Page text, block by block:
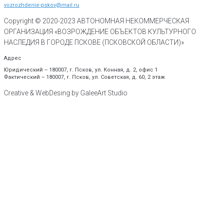
vozrozhdenie-pskov@mail.ru
Copyright © 2020-2023 АВТОНОМНАЯ НЕКОММЕРЧЕСКАЯ
ОРГАНИЗАЦИЯ «ВОЗРОЖДЕНИЕ ОБЪЕКТОВ КУЛЬТУРНОГО
НАСЛЕДИЯ В ГОРОДЕ ПСКОВЕ (ПСКОВСКОЙ ОБЛАСТИ)»
Адрес
Юридический – 180007, г. Псков, ул. Конная, д. 2, офис 1
Фактический – 180007, г. Псков, ул. Советская, д. 60, 2 этаж
Creative & WebDesing by GaleeArt Studio